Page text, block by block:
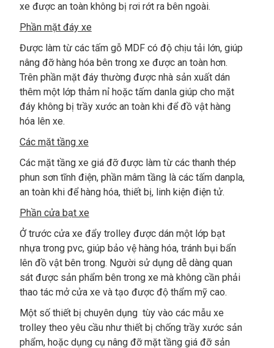
xe được an toàn không bị rơi rớt ra bên ngoài.
Phần mặt đáy xe
Được làm từ các tấm gỗ MDF có độ chịu tải lớn, giúp
nâng đỡ hàng hóa bên trong xe được an toàn hơn.
Trên phần mặt đáy thường được nhà sản xuất dán
thêm một lớp thảm nỉ hoặc tấm danla giúp cho mặt
đáy không bị trầy xước an toàn khi để đồ vật hàng
hóa lên xe.
Các mặt tầng xe
Các mặt tầng xe giá đỡ được làm từ các thanh thép
phun sơn tĩnh điện, phần mâm tầng là các tấm danpla,
an toàn khi để hàng hóa, thiết bị, linh kiện điện tử.
Phần cửa bạt xe
Ở trước cửa xe đẩy trolley được dán một lớp bạt
nhựa trong pvc, giúp bảo vệ hàng hóa, tránh bụi bẩn
lên đồ vật bên trong. Người sử dụng dễ dàng quan
sát được sản phẩm bên trong xe mà không cần phải
thao tác mở cửa xe và tạo được độ thẩm mỹ cao.
Một số thiết bị chuyên dụng tùy vào các mẫu xe
trolley theo yêu cầu như thiết bị chống trầy xước sản
phẩm, hoặc dụng cụ nâng đỡ mặt tầng giá đỡ sản